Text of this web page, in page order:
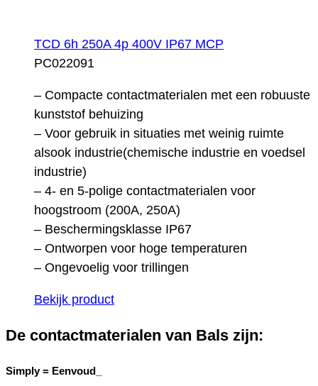
TCD 6h 250A 4p 400V IP67 MCP
PC022091
– Compacte contactmaterialen met een robuuste
kunststof behuizing
– Voor gebruik in situaties met weinig ruimte
alsook industrie(chemische industrie en voedsel
industrie)
– 4- en 5-polige contactmaterialen voor
hoogstroom (200A, 250A)
– Beschermingsklasse IP67
– Ontworpen voor hoge temperaturen
– Ongevoelig voor trillingen
Bekijk product
De contactmaterialen van Bals zijn:
Simply = Eenvoud_